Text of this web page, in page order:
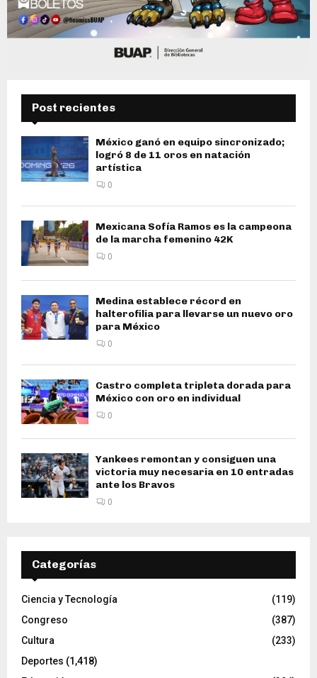
Post recientes
México ganó en equipo sincronizado;
logró 8 de 11 oros en natación
artística
0
Mexicana Sofía Ramos es la campeona
de la marcha femenino 42K
0
Medina establece récord en
halterofilia para llevarse un nuevo oro
para México
0
Castro completa tripleta dorada para
México con oro en individual
0
Yankees remontan y consiguen una
victoria muy necesaria en 10 entradas
ante los Bravos
0
Categorías
Ciencia y Tecnología
(119)
Congreso
(387)
Cultura
(233)
Deportes (1,418)